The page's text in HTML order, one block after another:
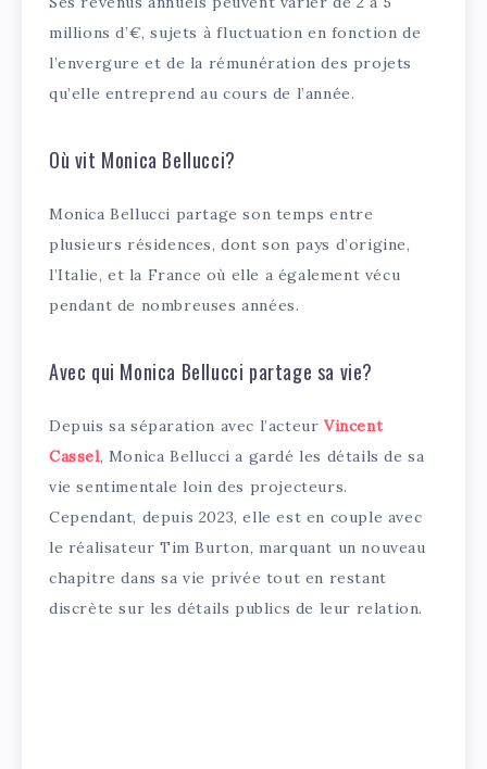
millions d’€, sujets à fluctuation en fonction de
l’envergure et de la rémunération des projets
qu’elle entreprend au cours de l’année.
Où vit Monica Bellucci?
Monica Bellucci partage son temps entre
plusieurs résidences, dont son pays d’origine,
l’Italie, et la France où elle a également vécu
pendant de nombreuses années.
Avec qui Monica Bellucci partage sa vie?
Depuis sa séparation avec l’acteur Vincent
Cassel, Monica Bellucci a gardé les détails de sa
vie sentimentale loin des projecteurs.
Cependant, depuis 2023, elle est en couple avec
le réalisateur Tim Burton, marquant un nouveau
chapitre dans sa vie privée tout en restant
discrète sur les détails publics de leur relation.